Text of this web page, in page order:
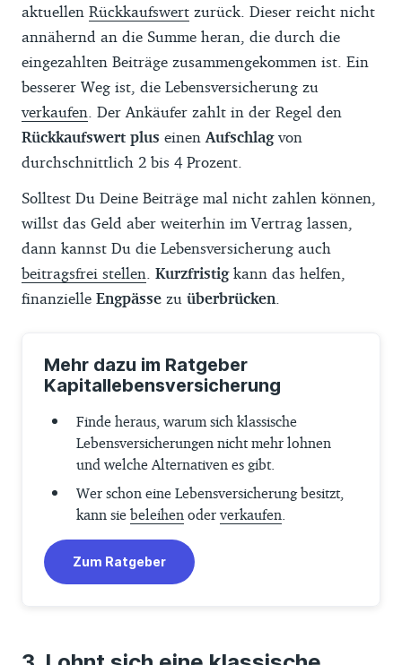
aktuellen Rückkaufswert zurück. Dieser reicht nicht
annähernd an die Summe heran, die durch die
eingezahlten Beiträge zusammengekommen ist. Ein
besserer Weg ist, die Lebensversicherung zu
verkaufen . Der Ankäufer zahlt in der Regel den
Rückkaufswert plus einen Aufschlagvon
durchschnittlich 2 bis 4 Prozent.
Solltest Du Deine Beiträge mal nicht zahlen können,
willst das Geld aber weiterhin im Vertrag lassen,
dann kannst Du die Lebensversicherung auch
beitragsfrei stellen Kurzfristigkann das helfen,
finanzielle Engpässe zu überbrücken
Mehr dazu im Ratgeber
Kapitallebensversicherung
Finde heraus, warum sich klassische
Lebensversicherungen nicht mehr lohnen
und welche Alternativen es gibt.
Wer schon eine Lebensversicherung besitzt,
kann sie beleihen oder verkaufen
Zum Ratgeber